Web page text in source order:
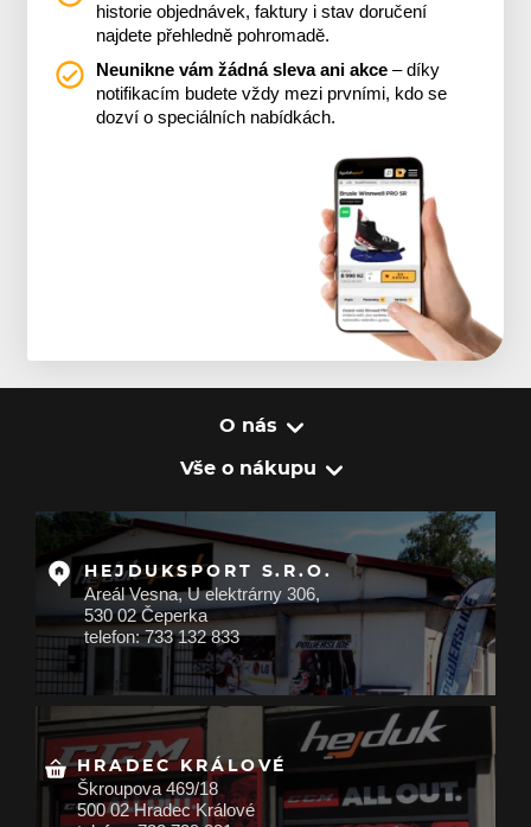
historie objednávek, faktury i stav doručení
najdete přehledně pohromadě.
Neunikne vám žádná sleva ani akce – díky
notifikacím budete vždy mezi prvními, kdo se
dozví o speciálních nabídkách.
O nás
Vše o nákupu
HEJDUKSPORT S.R.O.
Areál Vesna, U elektrárny 306,
530 02 Čeperka
telefon: 733 132 833
HRADEC KRÁLOVÉ
Škroupova 469/18
500 02 Hradec Králové